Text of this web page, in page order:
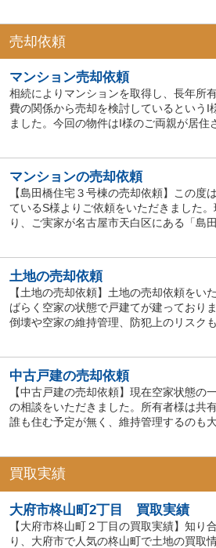
売却依頼
マンション売却依頼
相続によりマンションを取得し、長年所
費の関係から売却を検討しているというI
ました。今回の物件はI様のご両親が居住
マンションの売却依頼
【島田橋住宅３号棟の売却依頼】この度
ているS様よりご依頼をいただきました
り、ご実家が名古屋市天白区にある「島
土地の売却依頼
【土地の売却依頼】土地の売却依頼をい
ばらく空家の状態で戸建てが建っており
倒壊や空家の維持管理、防犯上のリスク
中古戸建の売却依頼
【中古戸建の売却依頼】現在空家状態の
の相談をいただきました。所有者様は共
誰も住む予定が無く、維持管理するのも
買取実績
大府市柊山町2丁目 買取実績
【大府市柊山町２丁目の買取実績】知り
り、大府市で人気の柊山町で土地の買取